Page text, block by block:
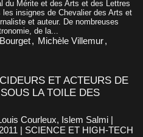
du Mérite et des Arts et des Lettres
les insignes de Chevalier des Arts et
et auteur. De nombreuses
de la...
, Michèle Villemur,
ET ACTEURS DE
LA TOILE DES
Courleux, Islem Salmi |
| SCIENCE ET HIGH-TECH